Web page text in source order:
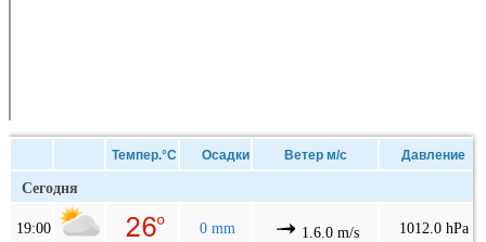
Темпер.°C Осадки Ветер м/с Давление
Сегодня
19:00 0 mm 1.6.0 m/s 1012.0 hPa